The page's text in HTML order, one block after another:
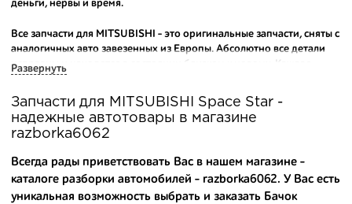
деньги, нервы и время.
Все запчасти для MITSUBISHI - это оригинальные запчасти, сняты с
аналогичных авто завезенных из Европы. Абсолютно все детали
исправны и находятся в состоянии близком к новому. Каждая
производителя.
Вашему вниманию предлагаем широкий ассортимент
автозапчастей дляMITSUBISHI Space Star 1998-2005
популярных марок. Мы продаем оригинальные и
высококачественные запчасти, отказываясь от контрафактных
аналогов.
Развернуть
Запчасти для MITSUBISHI Space Star -
надежные автотовары в магазине
razborka6062
Всегда рады приветствовать Вас в нашем магазине -
каталоге разборки автомобилей - razborka6062. У Вас есть
уникальная возможность выбрать и заказать Бачок